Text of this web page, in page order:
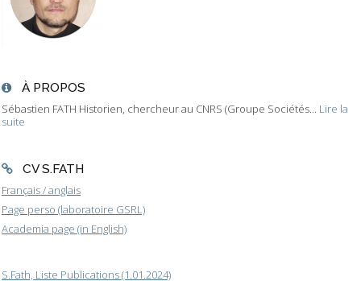
À PROPOS
Sébastien FATH Historien, chercheur au CNRS (Groupe Sociétés... Lire la
suite
CV S.FATH
Français / anglais
Page perso (laboratoire GSRL)
Academia page (in English)
S.Fath, Liste Publications (1.01.2024)